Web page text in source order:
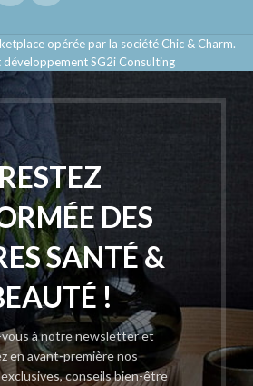
opérée par la société Chic & Charm.
SG2i Consulting
DES
SANTÉ &
!
à notre newsletter et
en avant-première nos
conseils bien-être